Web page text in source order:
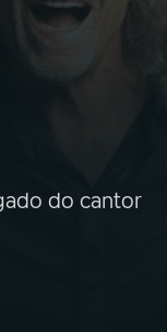
do cantor